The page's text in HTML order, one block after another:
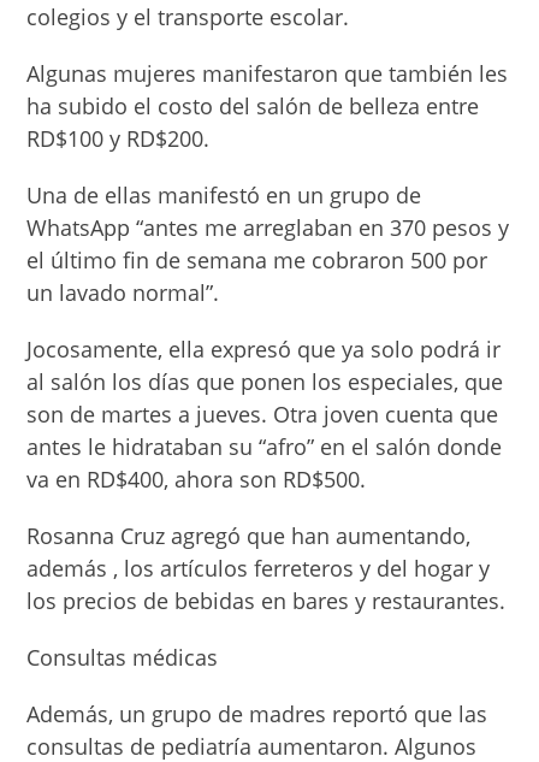
colegios y el transporte escolar.
Algunas mujeres mani­festaron que también les
ha subido el costo del salón de belleza entre
RD$100 y RD$200.
Una de ellas manifestó en un grupo de
WhatsApp “antes me arreglaban en 370 pesos y
el último fin de semana me cobraron 500 por
un lavado normal”.
Jocosamente, ella ex­presó que ya solo podrá ir
al salón los días que ponen los especiales, que
son de martes a jueves. Otra joven cuenta que
antes le hidra­taban su “afro” en el salón donde
va en RD$400, aho­ra son RD$500.
Rosanna Cruz agregó que han aumentando,
ade­más , los artículos ferrete­ros y del hogar y
los precios de bebidas en bares y res­taurantes.
Consultas médicas
Además, un grupo de ma­dres reportó que las
con­sultas de pediatría aumen­taron. Algunos